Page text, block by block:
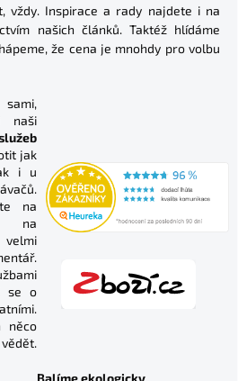
vždy. Inspirace a rady najdete i na
našich článků. Taktéž hlídáme
že cena je mnohdy pro volbu
naši
jak
i u
na
se o
něco
Balíme ekologicky